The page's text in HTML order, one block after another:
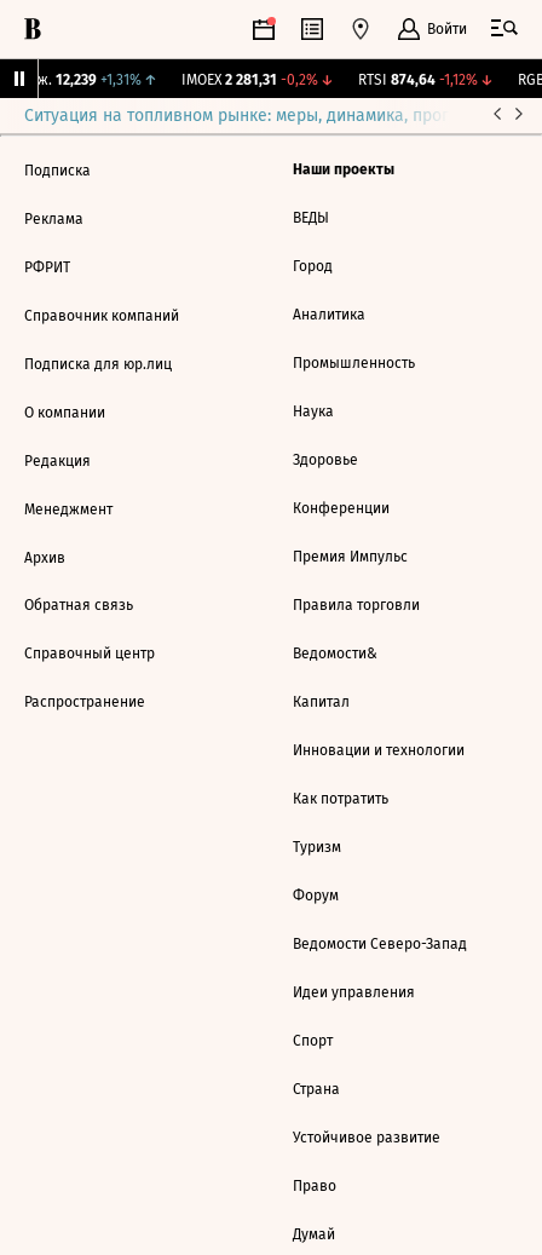
Войти
Бирж. 12,239 +1,31%↑ IMOEX 2 281,31 -0,2%↓ RTSI 874,64 -1,12%↓ RGBI
Ситуация на топливном рынке: меры, динамика, прогнозы
Подписка
Реклама
РФРИТ
Справочник компаний
Подписка для юр.лиц
О компании
Редакция
Менеджмент
Архив
Обратная связь
Справочный центр
Распространение
Наши проекты
ВЕДЫ
Город
Аналитика
Промышленность
Наука
Здоровье
Конференции
Премия Импульс
Правила торговли
Ведомости&
Капитал
Инновации и технологии
Как потратить
Туризм
Форум
Ведомости Северо-Запад
Идеи управления
Спорт
Страна
Устойчивое развитие
Право
Думай